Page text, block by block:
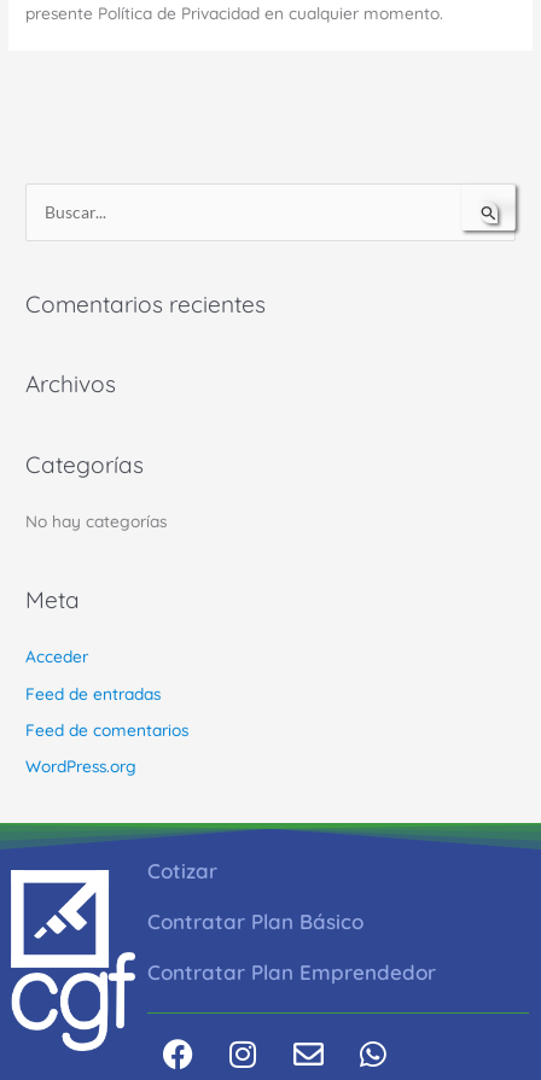
presente Política de Privacidad en cualquier momento.
c
r
r
Comentarios recientes
Archivos
Categorías
No hay categorías
Meta
Acceder
Feed de entradas
Feed de comentarios
WordPress.org
Cotizar
Contratar Plan Básico
Contratar Plan Emprendedor
F
I
E
W